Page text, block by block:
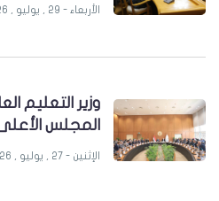
الأربعاء - 29 , يوليو , 2026
وزير التعليم
المجلس
الإثنين - 27 , يوليو , 2026